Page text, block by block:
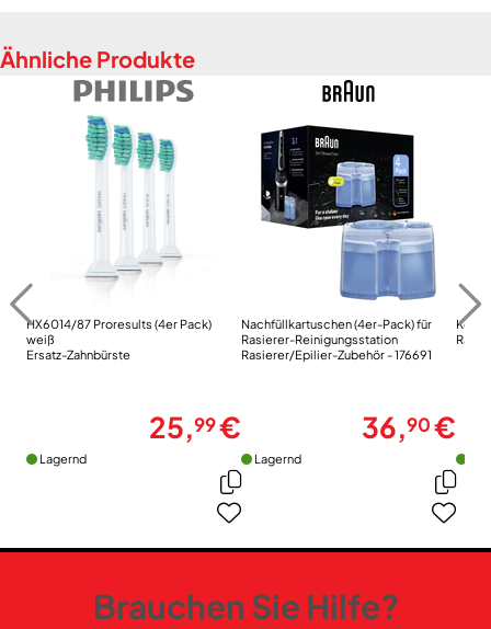
Ähnliche Produkte
HX6014/87 Proresults (4er Pack)
weiß
Ersatz-Zahnbürste
25,99€
Lagernd
Nachfüllkartuschen (4er-Pack) für
Rasierer-Reinigungsstation
Rasierer/Epilier-Zubehör - 176691
36,90€
Lagernd
Brauchen Sie Hilfe?